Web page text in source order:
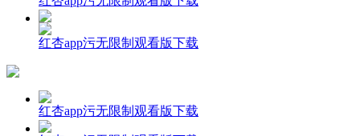
红杏app污无限制观看版下载
红杏app污无限制观看版下载